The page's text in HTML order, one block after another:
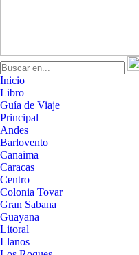
Inicio
Libro
Guía de Viaje
Principal
Andes
Barlovento
Canaima
Caracas
Centro
Colonia Tovar
Gran Sabana
Guayana
Litoral
Llanos